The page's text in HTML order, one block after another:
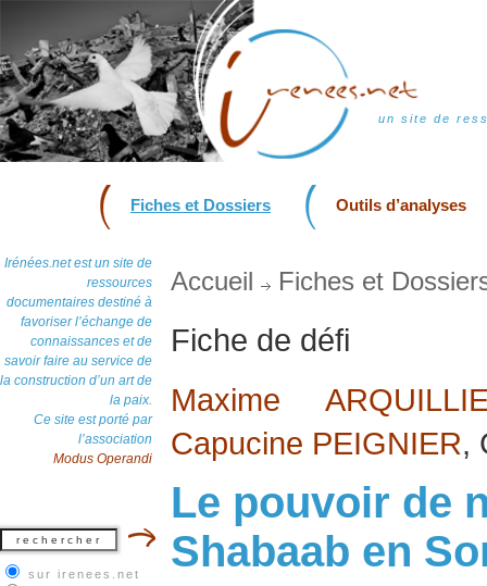
un site de
Fiches et Dossiers Outils d’analyses
Irénées.net est un site de
ressources
documentaires destiné à
favoriser l’échange de
connaissances et de
savoir faire au service de
la construction d’un art de
la paix.
Ce site est porté par
l’association
Modus Operandi
sur irenees.net
Accueil Fiches et
Fiche de défi
Maxime
Capucine PEIGNIER,
Le pouvoir de
Shabaab en